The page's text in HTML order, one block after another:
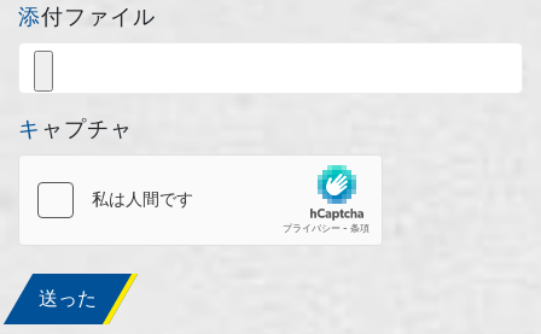
添付ファイル
キャプチャ
送った